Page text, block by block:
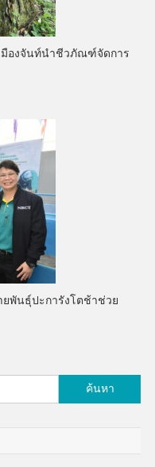
มืองจันท์นำชีวภัณฑ์จัดการ
พันธุ์ปะการังโตช้าช่วย
สำหรับ: